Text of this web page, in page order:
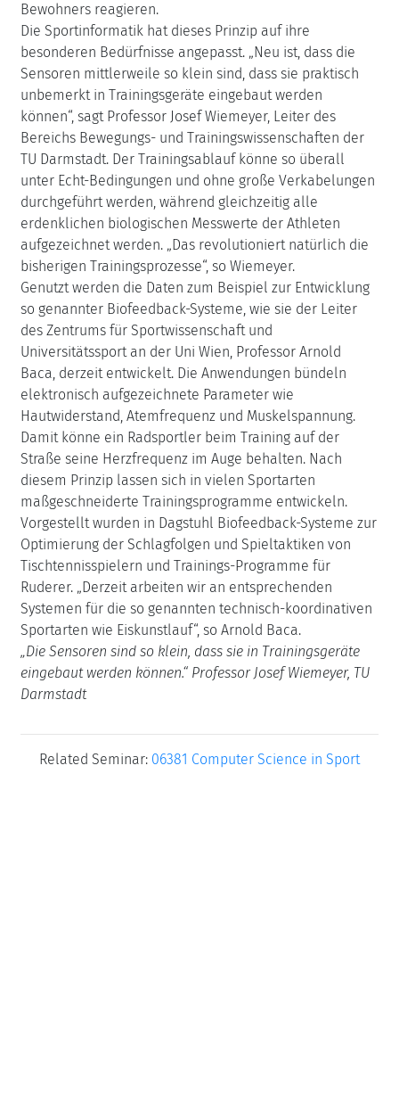
Bewohners reagieren.
Die Sportinformatik hat dieses Prinzip auf ihre
besonderen Bedürfnisse angepasst. „Neu ist, dass die
Sensoren mittlerweile so klein sind, dass sie praktisch
unbemerkt in Trainingsgeräte eingebaut werden
können“, sagt Professor Josef Wiemeyer, Leiter des
Bereichs Bewegungs- und Trainingswissenschaften der
TU Darmstadt. Der Trainingsablauf könne so überall
unter Echt-Bedingungen und ohne große Verkabelungen
durchgeführt werden, während gleichzeitig alle
erdenklichen biologischen Messwerte der Athleten
aufgezeichnet werden. „Das revolutioniert natürlich die
bisherigen Trainingsprozesse“, so Wiemeyer.
Genutzt werden die Daten zum Beispiel zur Entwicklung
so genannter Biofeedback-Systeme, wie sie der Leiter
des Zentrums für Sportwissenschaft und
Universitätssport an der Uni Wien, Professor Arnold
Baca, derzeit entwickelt. Die Anwendungen bündeln
elektronisch aufgezeichnete Parameter wie
Hautwiderstand, Atemfrequenz und Muskelspannung.
Damit könne ein Radsportler beim Training auf der
Straße seine Herzfrequenz im Auge behalten. Nach
diesem Prinzip lassen sich in vielen Sportarten
maßgeschneiderte Trainingsprogramme entwickeln.
Vorgestellt wurden in Dagstuhl Biofeedback-Systeme zur
Optimierung der Schlagfolgen und Spieltaktiken von
Tischtennisspielern und Trainings-Programme für
Ruderer. „Derzeit arbeiten wir an entsprechenden
Systemen für die so genannten technisch-koordinativen
Sportarten wie Eiskunstlauf“, so Arnold Baca.
„Die Sensoren sind so klein, dass sie in Trainingsgeräte
eingebaut werden können.“ Professor Josef Wiemeyer, TU
Darmstadt
Related Seminar: 06381 Computer Science in Sport